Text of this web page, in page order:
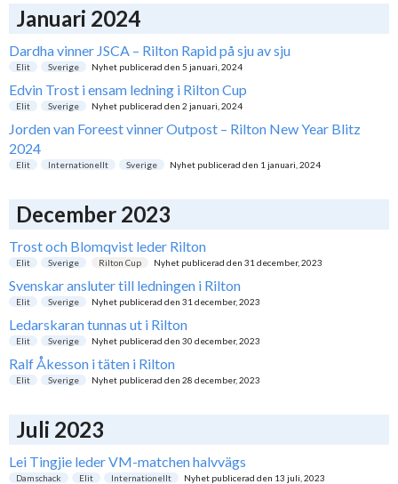
Januari 2024
Dardha vinner JSCA – Rilton Rapid på sju av sju
Elit Sverige Nyhet publicerad den 5 januari, 2024
Edvin Trost i ensam ledning i Rilton Cup
Elit Sverige Nyhet publicerad den 2 januari, 2024
Jorden van Foreest vinner Outpost – Rilton New Year Blitz
2024
Elit Internationellt Sverige Nyhet publicerad den 1 januari, 2024
December 2023
Trost och Blomqvist leder Rilton
Elit Sverige Rilton Cup Nyhet publicerad den 31 december, 2023
Svenskar ansluter till ledningen i Rilton
Elit Sverige Nyhet publicerad den 31 december, 2023
Ledarskaran tunnas ut i Rilton
Elit Sverige Nyhet publicerad den 30 december, 2023
Ralf Åkesson i täten i Rilton
Elit Sverige Nyhet publicerad den 28 december, 2023
Juli 2023
Lei Tingjie leder VM-matchen halvvägs
Damschack Elit Internationellt Nyhet publicerad den 13 juli, 2023